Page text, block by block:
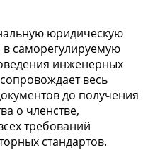
юридическую
саморегулируемую
инженерных
весь
до получения
о членстве,
требований
стандартов.